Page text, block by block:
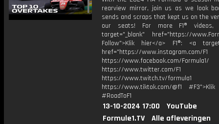
rearview mirror, join us as we look
sends and scraps that kept us on the
our seats! For more F1®
target="_blank" href="https://
Follow">Klik hier</a> F1®: <a
href="https://www.instagram.com/F1
https://www.facebook.com/Formula1/
https://www.twitter.com/F1
https://www.twitch.tv/formula1
https://www.tiktok.com/@f1
#RoadToF1
13-10-2024 17:00
YouTube
Formule1.TV
Alle afleveringen